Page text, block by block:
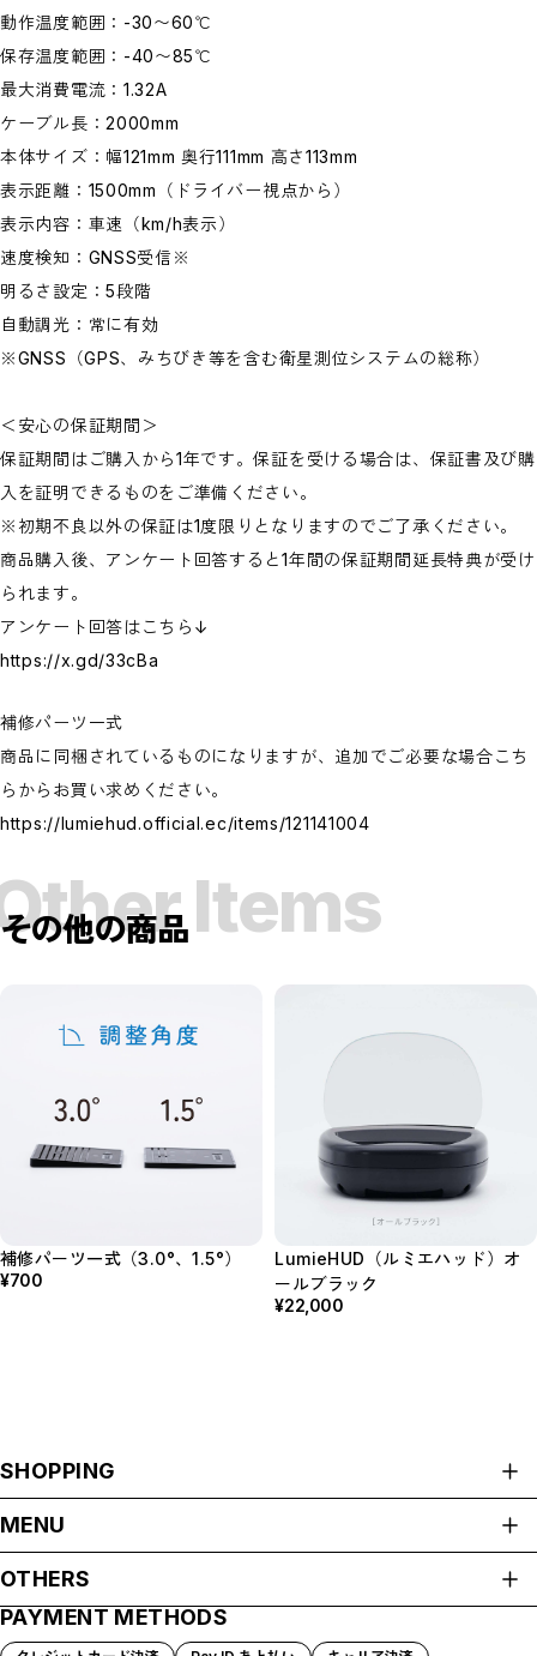
動作温度範囲：-30〜60℃
保存温度範囲：-40〜85℃
最大消費電流：1.32A
ケーブル長：2000mm
本体サイズ：幅121mm 奥行111mm 高さ113mm
表示距離：1500mm（ドライバー視点から）
表示内容：車速（km/h表示）
速度検知：GNSS受信※
明るさ設定：5段階
自動調光：常に有効
※GNSS（GPS、みちびき等を含む衛星測位システムの総称）
＜安心の保証期間＞
保証期間はご購入から1年です。保証を受ける場合は、保証書及び購
入を証明できるものをご準備ください。
※初期不良以外の保証は1度限りとなりますのでご了承ください。
商品購入後、アンケート回答すると1年間の保証期間延長特典が受け
られます。
アンケート回答はこちら↓
https://x.gd/33cBa
補修パーツ一式
商品に同梱されているものになりますが、追加でご必要な場合こち
らからお買い求めください。
https://lumiehud.official.ec/items/121141004
Items
その他の商品
補修パーツ一式（3.0°、1.5°）
¥700
LumieHUD（ルミエハッド）オ
ールブラック
¥22,000
SHOPPING
MENU
SHOP GUIDE
PAYMENT METHODS
OTHERS
プライバシーポリシー
特定商取引法に基づく表記
PAYMENT METHODS